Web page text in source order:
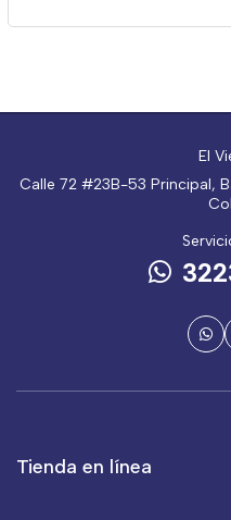
El
Calle 72 #23B-53 Principal,
Tienda en línea